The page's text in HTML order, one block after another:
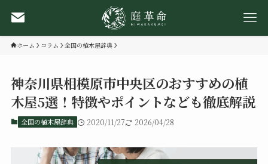
ホーム コラム 全国の植木屋辞典
神奈川県相模原市中央区のおすすめの植
木屋5選！特徴やポイントなども徹底解説
全国の植木屋辞典 2020/11/27 2026/04/28